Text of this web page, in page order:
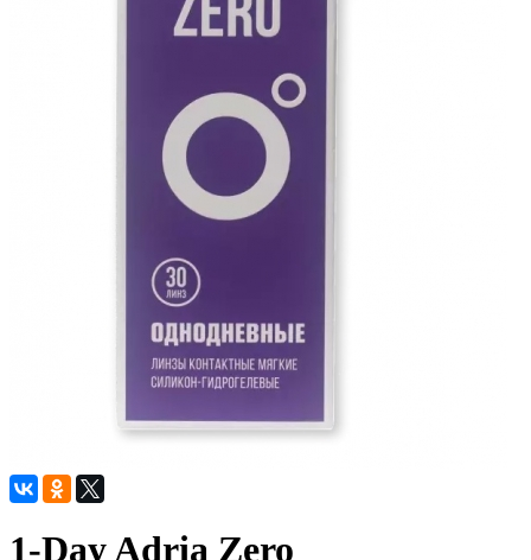
1-Day Adria Zero